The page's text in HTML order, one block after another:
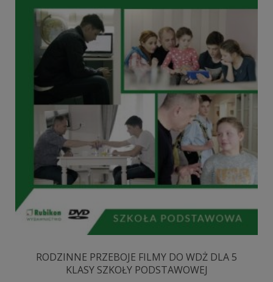
RODZINNE PRZEBOJE FILMY DO WDŻ DLA 5
KLASY SZKOŁY PODSTAWOWEJ